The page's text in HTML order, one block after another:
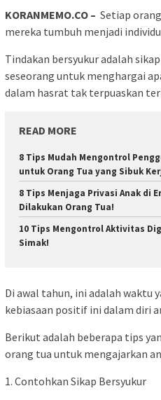
KORANMEMO.CO – Setiap
mereka tumbuh menjadi
Tindakan bersyukur adalah
seseorang untuk menghargai
dalam hasrat tak terpuaskan
READ MORE
8 Tips Mudah Mengontrol
untuk Orang Tua yang Sibuk
8 Tips Menjaga Privasi Anak di
Dilakukan Orang Tua!
10 Tips Mengontrol Aktivitas
Simak!
Di awal tahun, ini adalah waktu
kebiasaan positif ini dalam diri
Berikut adalah beberapa tips
orang tua untuk mengajarkan
1. Contohkan Sikap Bersyukur